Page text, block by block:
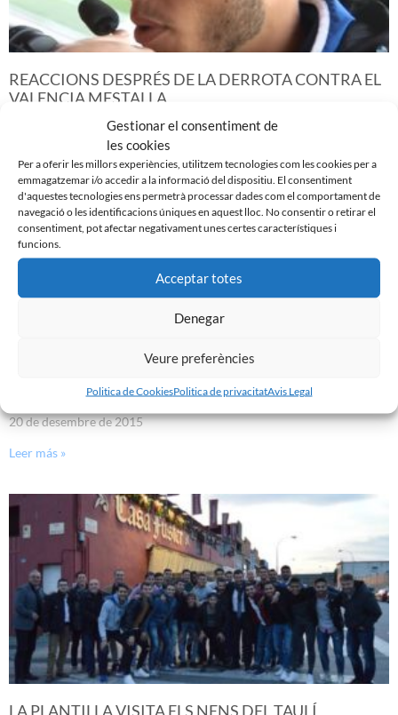
Gestionar el consentiment de
les cookies
Per a oferir les millors experiències, utilitzem tecnologies com les cookies per a
emmagatzemar i/o accedir a la informació del dispositiu. El consentiment
d'aquestes tecnologies ens permetrà processar dades com el comportament de
navegació o les identificacions úniques en aquest lloc. No consentir o retirar el
consentiment, pot afectar negativament unes certes característiques i
funcions.
Acceptar totes
Denegar
Veure preferències
Politica de CookiesPolitica de privacitatAvis Legal
REACCIONS DESPRÉS DE LA DERROTA CONTRA EL
VALENCIA MESTALLA
20 de desembre de 2015
Leer más »
LA PLANTILLA VISITA ELS NENS DEL TAULÍ